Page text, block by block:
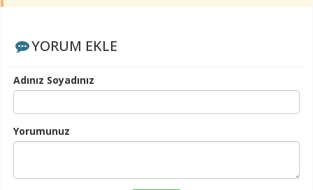
YORUM EKLE
Adınız Soyadınız
Yorumunuz